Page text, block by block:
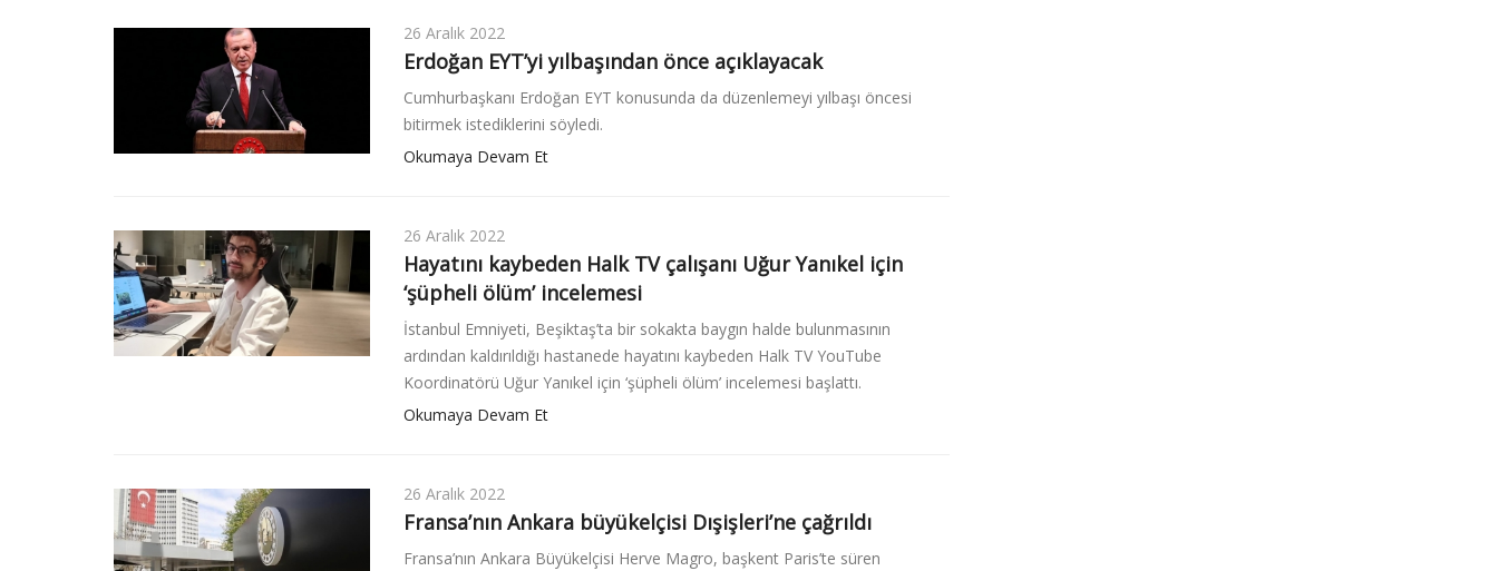
26 Aralık 2022
Erdoğan EYT’yi yılbaşından önce açıklayacak
Cumhurbaşkanı Erdoğan EYT konusunda da düzenlemeyi yılbaşı öncesi
bitirmek istediklerini söyledi.
Okumaya Devam Et
26 Aralık 2022
Hayatını kaybeden Halk TV çalışanı Uğur Yanıkel için
‘şüpheli ölüm’ incelemesi
İstanbul Emniyeti, Beşiktaş’ta bir sokakta baygın halde bulunmasının
ardından kaldırıldığı hastanede hayatını kaybeden Halk TV YouTube
Koordinatörü Uğur Yanıkel için ‘şüpheli ölüm’ incelemesi başlattı.
Okumaya Devam Et
26 Aralık 2022
Fransa’nın Ankara büyükelçisi Dışişleri’ne çağrıldı
Fransa’nın Ankara Büyükelçisi Herve Magro, başkent Paris’te süren